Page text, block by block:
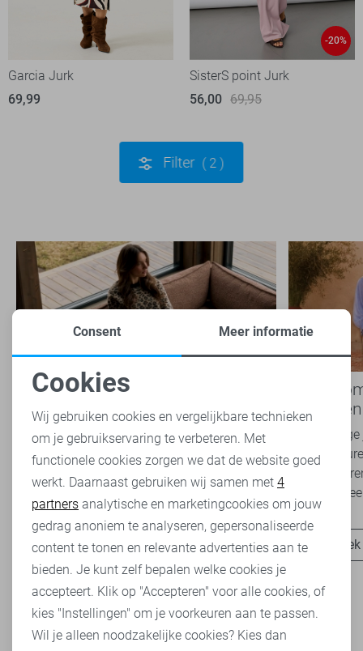
Garcia Jurk
69,99
-20%
SisterS point Jurk
56,00 69,95
Filter 2
Nieuwe Lady Day najaarscollectie
2026 bij Sans: stijl en comfort in
travelkwaliteit
Het najaar vraagt om kleding die comfortabel,
veelzijdig én stijlvol is. Met de nieuwe Lady
Day najaarscollectie 2026 ben je helemaal
Ontdek nu
Boho
overal
Van
zachte
Romance
het
Noodzakelijke cookies
Personalisatie cookies
Analytische cookies
Marketing cookies
Consent Meer informatie
Cookies
Wij gebruiken cookies en vergelijkbare technieken
om je gebruikservaring te verbeteren. Met
functionele cookies zorgen we dat de website goed
werkt. Daarnaast gebruiken wij samen met 4
partners analytische en marketingcookies om jouw
gedrag anoniem te analyseren, gepersonaliseerde
content te tonen en relevante advertenties aan te
bieden. Je kunt zelf bepalen welke cookies je
accepteert. Klik op "Accepteren" voor alle cookies, of
kies "Instellingen" om je voorkeuren aan te passen.
Wil je alleen noodzakelijke cookies? Kies dan